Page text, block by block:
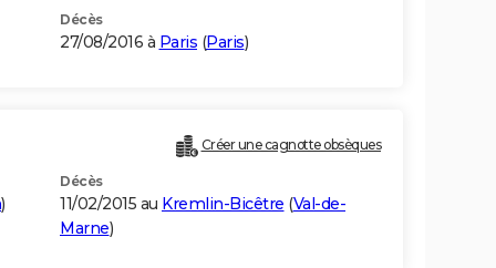
Décès
27/08/2016 à Paris (Paris)
Créer une cagnotte obsèques
)
Décès
11/02/2015 au Kremlin-Bicêtre (Val-de-
Marne)